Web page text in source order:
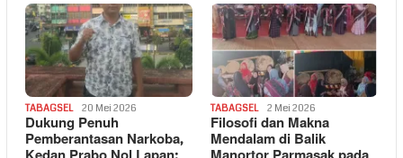
TABAGSEL 20 Mei 2026
Dukung Penuh
Pemberantasan Narkoba,
TABAGSEL 2 Mei 2026
Filosofi dan Makna
Mendalam di Balik